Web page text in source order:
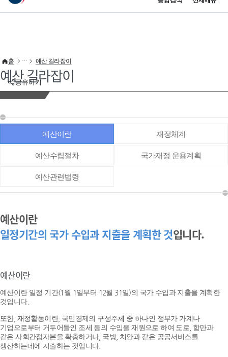
이 누리집은 대한민국 공식 전자정부 누리집입니다.
공유하기
홈 예산 길라잡이
예산 길라잡이
예산이란 재정체계
예산수립절차 국가재정 운용계획
예산관련법령
예산이란
일정기간의 국가 수입과 지출을 계획한 것입니다.
예산이란
예산이란 일정 기간(1월 1일부터 12월 31일)의 국가 수입과 지출을 계획한
것입니다.
또한, 재정활동이란, 국민경제의 구성주체 중 하나인 정부가 가계나
기업으로부터 거두어들인 조세 등의 수입을 재원으로 하여 도로, 항만과
같은 사회간접자본을 확충하거나, 국방, 치안과 같은 공공서비스를
생산하는데에 지출하는 것입니다.